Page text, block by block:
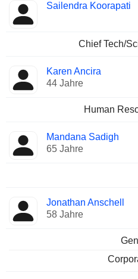
Sailendra Koorapati
Chief Tech/
Karen Ancira
44 Jahre
Human
Mandana Sadigh
65 Jahre
Jonathan Anschell
58 Jahre